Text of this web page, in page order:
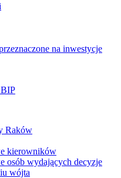
na inwestycje
Raków
kierowników
osób wydających decyzje
wójta